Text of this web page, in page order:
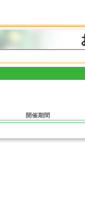
開催期間